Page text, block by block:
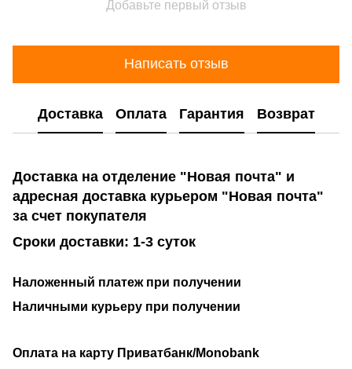
Добавьте первый отзыв
Написать отзыв
Доставка Оплата Гарантия Возврат
Доставка на отделение "Новая почта" и
адресная доставка курьером "Новая почта"
за счет покупателя
Сроки доставки: 1-3 суток
Наложенный платеж при получении
Наличными курьеру при получении
Оплата на карту Приватбанк/Monobank